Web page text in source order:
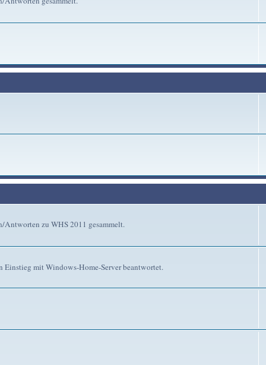
Antworten zu WHS 2011 gesammelt.
Einstieg mit Windows-Home-Server beantwortet.